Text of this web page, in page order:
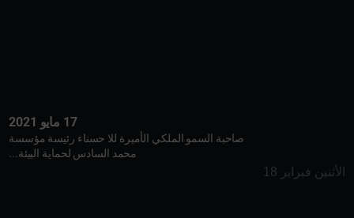
17 مايو 2021
صاحبة السمو الملكي الأميرة للا حسناء رئيسة مؤسسة
محمد السادس لحماية البيئة...
الأثنين فبراير 18